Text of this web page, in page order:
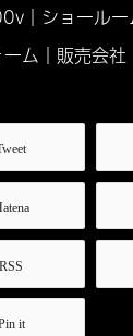
｜ショールー
ム｜販売会社
RSS
it